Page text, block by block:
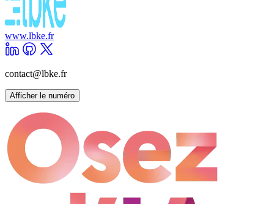
www.lbke.fr
contact@lbke.fr
Afficher le numéro